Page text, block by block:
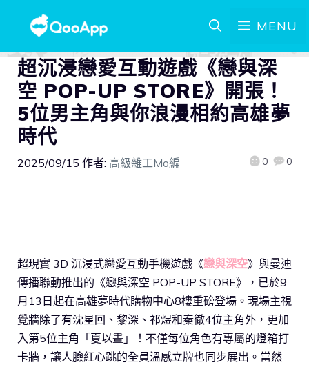
MENU
超沉浸戀愛互動遊戲《戀與深
空 POP-UP STORE》開張！
5位男主角與你浪漫相約高雄夢
時代
2025/09/15 作者: 高級雜工Mo編 0 0
超現實 3D 沉浸式戀愛互動手機遊戲《戀與深空》與曼迪
傳播聯動推出的《戀與深空 POP-UP STORE》，已於9
月13日起在高雄夢時代購物中心8樓重磅登場。現場主視
覺牆除了有沈星回、黎深、祁煜和秦徹4位主角外，更加
入第5位主角「夏以晝」！不僅每位角色有專屬的燈箱打
卡牆，讓人臉紅心跳的全員溫感立牌也同步展出。當然